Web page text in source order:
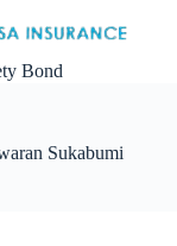
Bond
Sukabumi